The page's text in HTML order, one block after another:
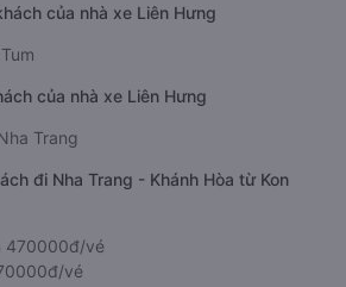
của nhà xe Liên Hưng
của nhà xe Liên Hưng
Trang
đi Nha Trang - Khánh Hòa từ Kon
470000đ/vé
vé